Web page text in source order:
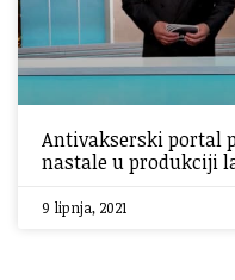
Antivakserski portal
nastale u produkciji
9 lipnja, 2021